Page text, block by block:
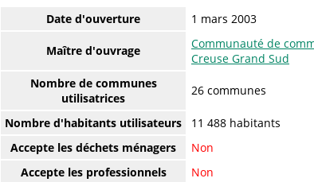
Date d'ouverture 1 mars 2003
Maître d'ouvrage
Communauté de
Creuse Grand Sud
Nombre de communes
utilisatrices
26 communes
Nombre d'habitants utilisateurs
11 488 habitants
Accepte les déchets ménagers
Non
Accepte les professionnels
Non